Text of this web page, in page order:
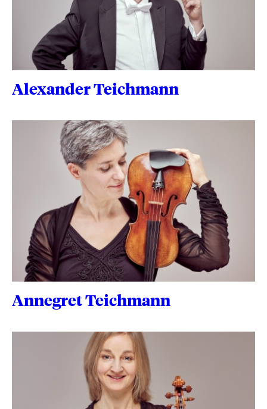
Alexander Teichmann
Annegret Teichmann